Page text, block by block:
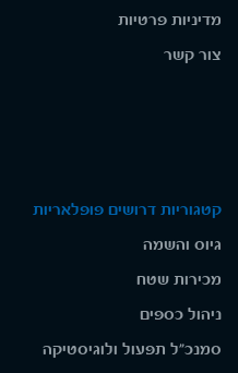
מדיניות פרטיות
צור קשר
קטגוריות דרושים פופלאריות
גיוס והשמה
מכירות שטח
ניהול כספים
סמנכ"ל תפעול ולוגיסטיקה